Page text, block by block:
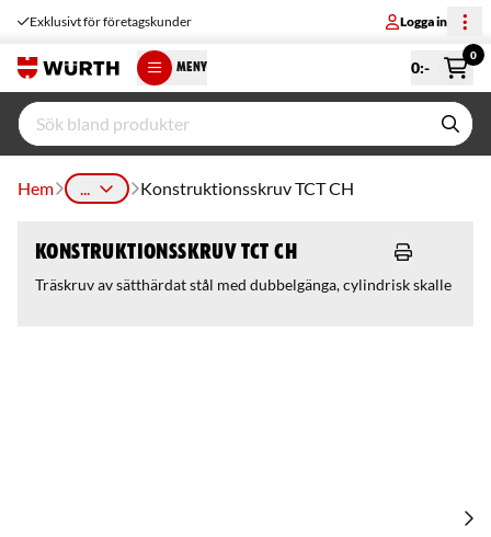
Exklusivt för företagskunder Logga in
MENY 0:-
0
Hem ... Konstruktionsskruv TCT CH
Konstruktionsskruv TCT CH
Träskruv av sätthärdat stål med dubbelgänga, cylindrisk skalle